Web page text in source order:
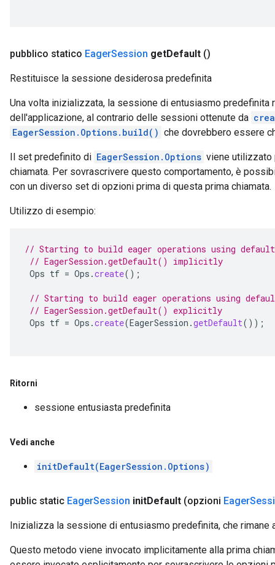
pubblico statico EagerSession getDefault ()
Restituisce la sessione desiderosa predefinita
Una volta inizializzata, la sessione di entusiasmo predefinita
dell'applicazione, al contrario delle sessioni ottenute da
EagerSession.Options.build() che dovrebbero essere
Il set predefinito di EagerSession.Options viene utilizzato
chiamata. Per sovrascrivere questo comportamento, è
con un diverso set di opzioni prima di questa prima chiamata.
Utilizzo di esempio:
// Starting to build eager operations using
// EagerSession.getDefault() implicitly
Ops tf = Ops .create();
// Starting to build eager operations using
// EagerSession.getDefault() explicitly
Ops tf = Ops .create(EagerSession .getDefault());
Ritorni
sessione entusiasta predefinita
Vedi anche
initDefault(EagerSession.Options)
public static EagerSession initDefault (opzioni Eager
Inizializza la sessione di entusiasmo predefinita, che rimane
Questo metodo viene invocato implicitamente alla prima